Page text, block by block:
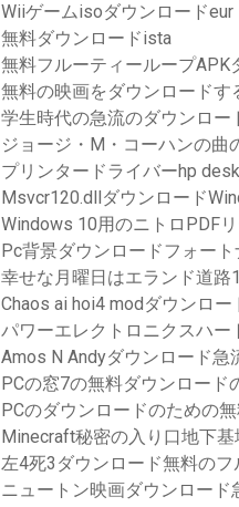
Wiiゲームisoダウンロードeur
無料ダウンロードista
無料フルーティーループAPK
無料の映画をダウンロードす
学生時代の急流のダウンロー
ジョージ・M・コーハンの曲
プリンタードライバーhp
Msvcr120.dllダウンロード
Windows 10用のニトロPDF
Pc背景ダウンロードフォー
幸せな月曜日はエランド道
Chaos ai hoi4 modダウンロー
パワーエレクトロニクスハ
Amos N Andyダウンロード急
PCの窓7の無料ダウンロード
PCのダウンロードのための
Minecraft秘密の入り口地下
左4死3ダウンロード無料のフ
ニュートン映画ダウンロード